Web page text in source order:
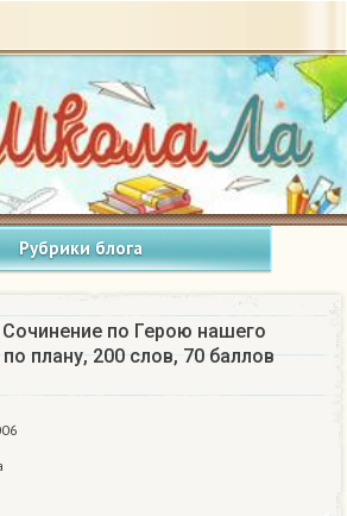
Рубрики блога
по Герою нашего
плану, 200 слов, 70 баллов​